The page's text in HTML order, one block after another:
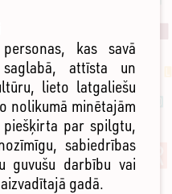
kas savā
attīsta un
lieto latgaliešu
nolikumā minētajām
par spilgtu,
sabiedrības
guvušu darbību vai
gadā.